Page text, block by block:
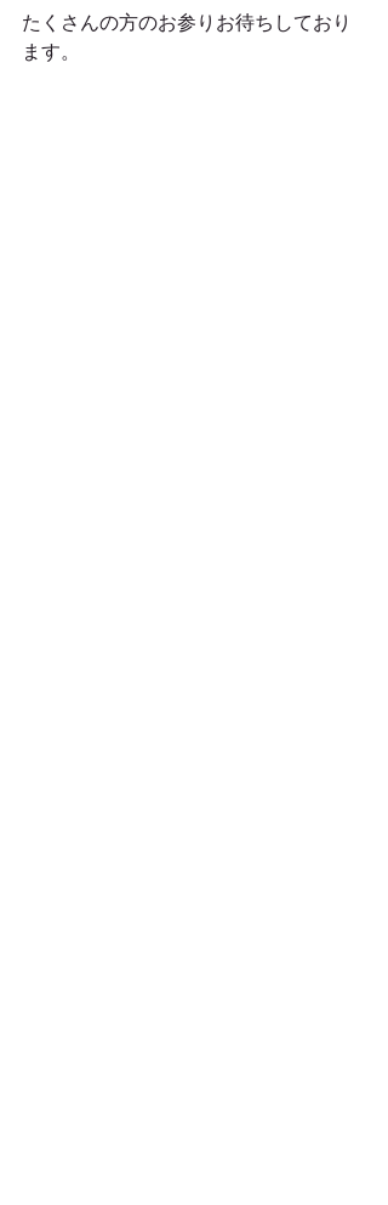
たくさんの方のお参りお待ちしており
ます。